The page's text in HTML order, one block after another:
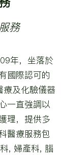
務
年，坐落於
國際認可的
療及化驗儀器
一直強調以
理，提供多
醫療服務包
, 婦產科, 腦